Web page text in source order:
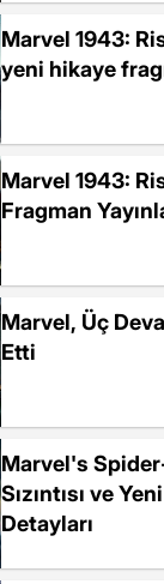
Marvel 1943:
yeni hikaye
Marvel 1943:
Fragman
Marvel, Üç
Etti
Marvel's
Sızıntısı ve
Detayları